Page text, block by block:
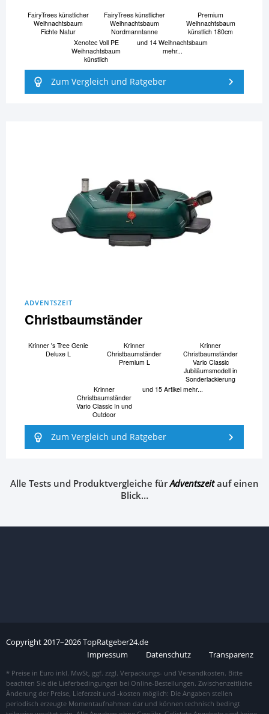
FairyTrees künstlicher
Weihnachtsbaum
Fichte Natur
FairyTrees künstlicher
Weihnachtsbaum
Nordmanntanne
Premium
Weihnachtsbaum
künstlich 180cm
Xenotec Voll PE
Weihnachtsbaum
künstlich
und 14 Weihnachtsbaum
mehr...
Zum Vergleich und Ratgeber
ADVENTSZEIT
Christbaumständer
Krinner 's Tree Genie
Deluxe L
Krinner
Christbaumständer
Premium L
Krinner
Christbaumständer
Vario Classic
Jubiläumsmodell in
Sonderlackierung
Krinner
Christbaumständer
Vario Classic In und
Outdoor
und 15 Artikel mehr...
Zum Vergleich und Ratgeber
Alle Tests und Produktvergleiche fürAdventszeitauf einen
Blick…
Copyright2017–2026TopRatgeber24.de
Impressum
Datenschutz Transparenz